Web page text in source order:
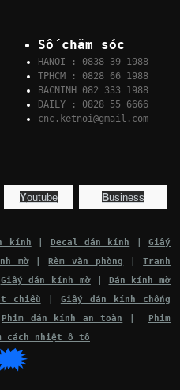
Số chăm sóc
HANOI : 0838 39 1988
TPHCM : 0828 66 1988
BACNINH 082 333 1988
DAILY : 0828 55 6666
cnc.ketnoi@gmail.com
Youtube Business
kính Decal dán kính |Giấy
mờ Rèm văn phòng |Tranh
Giấy dán kính mờ
Dán kính mờ
chiều
Giấy dán kính chống
Phim dán kính an toàn
Phim
cách nhiệt ô tô